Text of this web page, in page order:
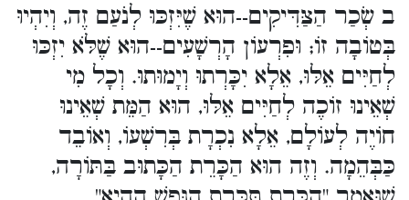
ב שְׂכַר הַצַּדִּיקִים--הוּא שֶׁיִּזְכּוּ לְנֹעַם זֶה, וְיִהְיוּ
בְּטוֹבָה זוֹ; וּפִרְעוֹן הָרְשָׁעִים--הוּא שֶׁלֹּא יִזְכּוּ
לְחַיִּים אֵלּוּ, אֵלָא יִכָּרְתוּ וְיָמוּתוּ. וְכָל מִי
שְׁאֵינוּ זוֹכֶה לְחַיִּים אֵלּוּ, הוּא הַמֵּת שְׁאֵינוּ
חוֹיֶה לְעוֹלָם, אֵלָא נִכְרָת בְּרִשְׁעוֹ, וְאוֹבֵד
כַּבְּהֵמָה. וְזֶה הוּא הַכָּרֵת הַכָּתוּב בַּתּוֹרָה,